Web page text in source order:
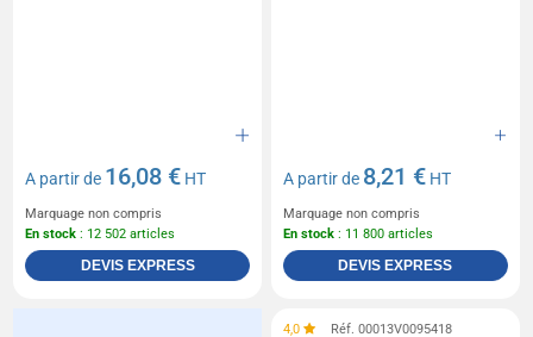
A partir de 16,08 € HT
Marquage non compris
En stock : 12 502 articles
DEVIS EXPRESS
A partir de 8,21 € HT
Marquage non compris
En stock : 11 800 articles
DEVIS EXPRESS
4,0 Réf. 00013V0095418